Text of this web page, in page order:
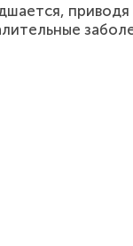
приводя